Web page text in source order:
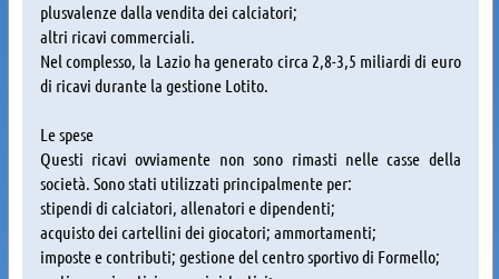
plusvalenze dalla vendita dei calciatori;
altri ricavi commerciali.
Nel complesso, la Lazio ha generato circa 2,8-3,5 miliardi di euro
di ricavi durante la gestione Lotito.
Le spese
Questi ricavi ovviamente non sono rimasti nelle casse della
società. Sono stati utilizzati principalmente per:
stipendi di calciatori, allenatori e dipendenti;
acquisto dei cartellini dei giocatori; ammortamenti;
imposte e contributi; gestione del centro sportivo di Formello;